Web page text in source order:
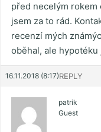
před necelým
jsem za to rád.
recenzí mých
oběhal, ale
16.11.2018 (8:17)REPLY
patrik
Guest